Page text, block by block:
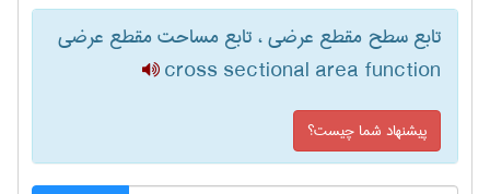
تابع سطح مقطع عرضی ، تابع مساحت مقطع عرضی
cross sectional area function
پیشنهاد شما چیست؟